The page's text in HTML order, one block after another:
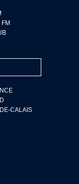
CALAIS